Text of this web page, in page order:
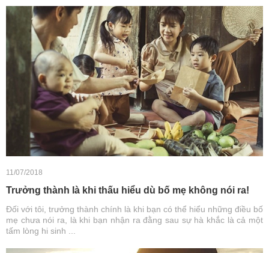
11/07/2018
Trưởng thành là khi thấu hiểu dù bố mẹ không nói ra!
Đối với tôi, trưởng thành chính là khi bạn có thể hiểu những điều bố
mẹ chưa nói ra, là khi bạn nhận ra đằng sau sự hà khắc là cả một
tấm lòng hi sinh ...